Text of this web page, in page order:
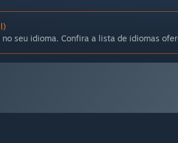
seu idioma. Confira a lista de idiomas